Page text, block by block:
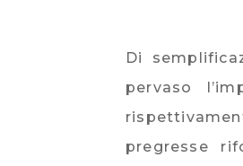
Di
pervaso
pregresse